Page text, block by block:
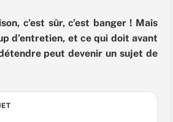
c’est sûr, c’est banger ! Mais
d’entretien, et ce qui doit avant
peut devenir un sujet de